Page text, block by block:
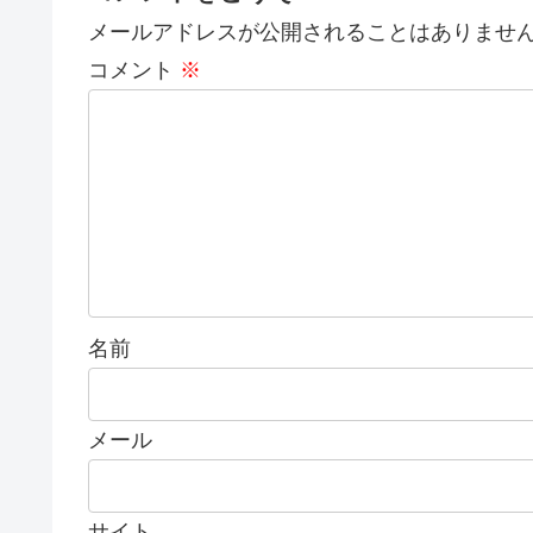
メールアドレスが公開されることはありませ
コメント ※
名前
メール